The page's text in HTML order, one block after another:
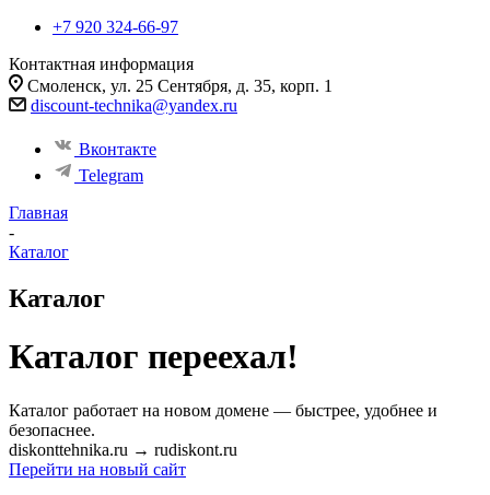
+7 920 324-66-97
Контактная информация
Смоленск, ул. 25 Сентября, д. 35, корп. 1
discount-technika@yandex.ru
Вконтакте
Telegram
Главная
-
Каталог
Каталог
Каталог переехал!
Каталог работает на новом домене — быстрее, удобнее и
безопаснее.
diskonttehnika.ru → rudiskont.ru
Перейти на новый сайт